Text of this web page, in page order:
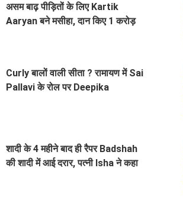
असम बाढ़ पीड़ितों के लिए Kartik
Aaryan बने मसीहा, दान किए 1 करोड़
Curly बालों वाली सीता ? रामायण में Sai
Pallavi के रोल पर Deepika
शादी के 4 महीने बाद ही रैपर Badshah
की शादी में आई दरार, पत्नी Isha ने कहा